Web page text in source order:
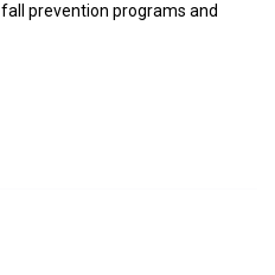
prevention programs and